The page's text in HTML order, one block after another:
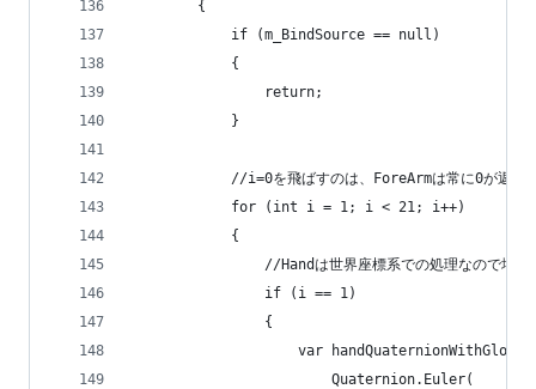
        {
            if (m_BindSource == null)
            {
                return;
            }
//i=0を飛ばすのは、ForeArmは常に0が返っ
            for (int i = 1; i < 21; i++)
            {
//Handは世界座標系での処理なので場合
                if (i == 1)
                {
var handQuaternionWithGlobal
                        Quaternion.Euler(